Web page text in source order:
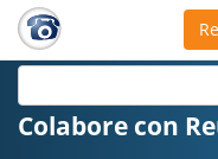
Colabore con